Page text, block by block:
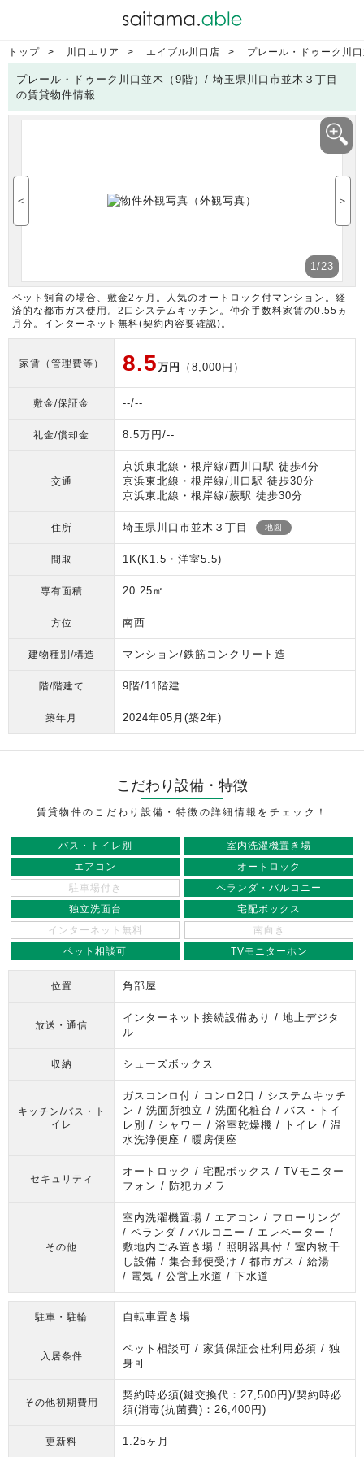
トップ 川口エリア エイブル川口店 プレール・ドゥーク川
プレール・ドゥーク川口並木（9階）/ 埼玉県川口市並木３丁目
の賃貸物件情報
1/23
＜ ＞
ペット飼育の場合、敷金2ヶ月。人気のオートロック付マンション。経
済的な都市ガス使用。2口システムキッチン。仲介手数料家賃の0.55ヵ
月分。インターネット無料(契約内容要確認)。
家賃（管理費等） 8.5万円 （8,000円）
敷金/保証金 --/--
礼金/償却金 8.5万円/--
交通
京浜東北線・根岸線/西川口駅 徒歩4分
京浜東北線・根岸線/川口駅 徒歩30分
京浜東北線・根岸線/蕨駅 徒歩30分
住所 埼玉県川口市並木３丁目 地図
間取 1K(K1.5・洋室5.5)
専有面積 20.25㎡
方位 南西
建物種別/構造 マンション/鉄筋コンクリート造
階/階建て 9階/11階建
築年月 2024年05月 (築2年)
こだわり設備・特徴
賃貸物件のこだわり設備・特徴の詳細情報をチェック！
バス・トイレ別
室内洗濯機置き場
エアコン
オートロック
駐車場付き
ベランダ・バルコニー
独立洗面台
宅配ボックス
インターネット無料
南向き
ペット相談可
TVモニターホン
位置 角部屋
放送・通信
インターネット接続設備あり / 地上デジタ
ル
収納 シューズボックス
キッチン/バス・ト
イレ
ガスコンロ付 / コンロ2口 / システムキッチ
ン / 洗面所独立 / 洗面化粧台 / バス・トイ
レ別 / シャワー / 浴室乾燥機 / トイレ / 温
水洗浄便座 / 暖房便座
セキュリティ
オートロック / 宅配ボックス / TVモニター
フォン / 防犯カメラ
その他
室内洗濯機置場 / エアコン / フローリング
/ ベランダ / バルコニー / エレベーター /
敷地内ごみ置き場 / 照明器具付 / 室内物干
し設備 / 集合郵便受け / 都市ガス / 給湯
/ 電気 / 公営上水道 / 下水道
駐車・駐輪 自転車置き場
入居条件
ペット相談可 / 家賃保証会社利用必須 / 独
身可
その他初期費用
契約時必須(鍵交換代：27,500円)/契約時必
須(消毒(抗菌費)：26,400円)
更新料 1.25ヶ月